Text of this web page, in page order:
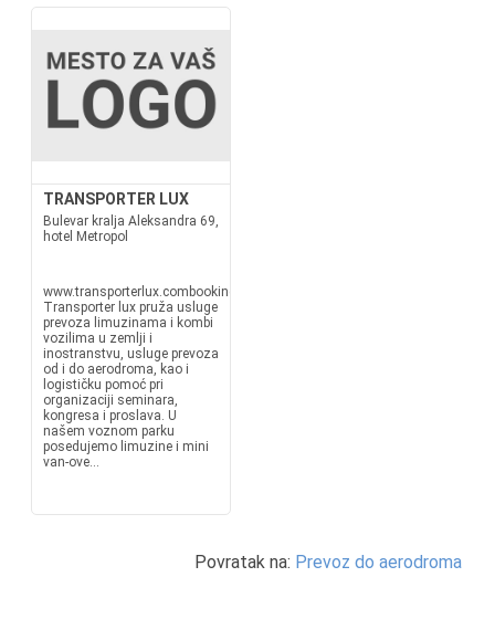
TRANSPORTER LUX
Bulevar kralja Aleksandra 69,
hotel Metropol
www.transporterlux.combooking@transporterlux.rs
Transporter lux pruža usluge
prevoza limuzinama i kombi
vozilima u zemlji i
inostranstvu, usluge prevoza
od i do aerodroma, kao i
logističku pomoć pri
organizaciji seminara,
kongresa i proslava. U
našem voznom parku
posedujemo limuzine i mini
van-ove...
Povratak na: Prevoz do aerodroma